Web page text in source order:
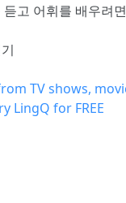
고 어휘를 배우려면